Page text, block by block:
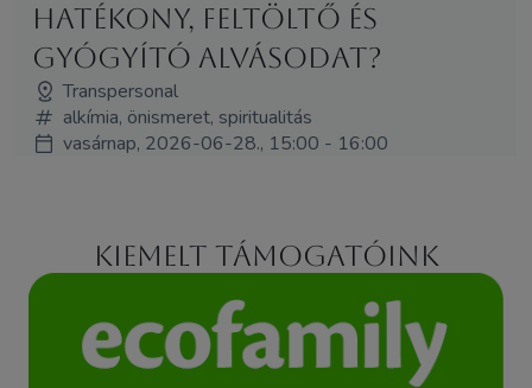
hatékony, feltöltő és
gyógyító alvásodat?
Transpersonal
alkímia, önismeret, spiritualitás
vasárnap, 2026-06-28., 15:00 - 16:00
Kiemelt támogatóink